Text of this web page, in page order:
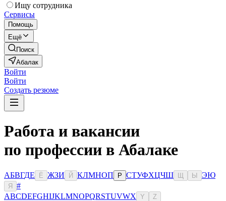
Ищу сотрудника
Сервисы
Помощь
Ещё
Поиск
Абалак
Войти
Войти
Создать резюме
Работа и вакансии
по профессии в Абалаке
АБВГДЕ Ё ЖЗИ Й КЛМНОП Р СТУФХЦЧШ Ы ЭЮ
Я
#
ABCDEFGHIJKLMNOPQRSTUVWX Y Z